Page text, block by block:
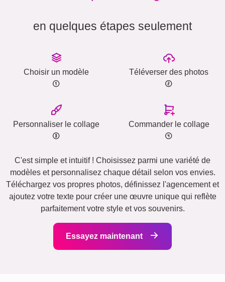
en quelques étapes seulement
Choisir un modèle Téléverser des photos
Personnaliser le collage Commander le collage
C'est simple et intuitif ! Choisissez parmi une variété de
modèles et personnalisez chaque détail selon vos envies.
Téléchargez vos propres photos, définissez l'agencement et
ajoutez votre texte pour créer une œuvre unique qui reflète
parfaitement votre style et vos souvenirs.
Essayez maintenant